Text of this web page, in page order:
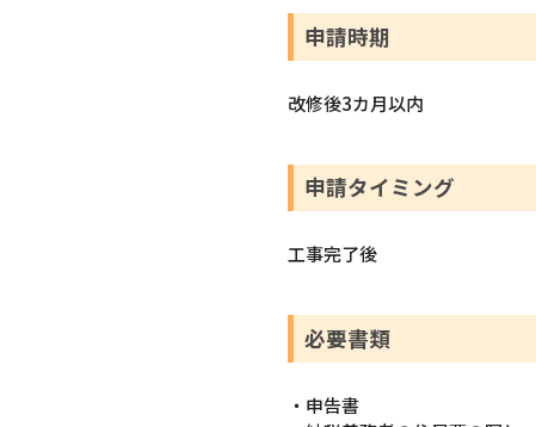
申請時期
改修後3カ月以内
申請タイミング
工事完了後
必要書類
・申告書